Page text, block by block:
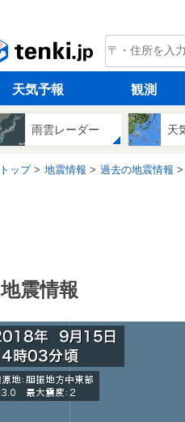
tenki.jp
天気予報 観測
雨雲レーダー 天
トップ 地震情報 過去の地震情報
地震情報